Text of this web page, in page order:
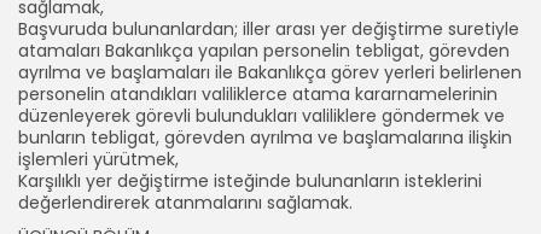
sağlamak,
Başvuruda bulunanlardan; iller arası yer değiştirme suretiyle
atamaları Bakanlıkça yapılan personelin tebligat, görevden
ayrılma ve başlamaları ile Bakanlıkça görev yerleri belirlenen
personelin atandıkları valiliklerce atama kararnamelerinin
düzenleyerek görevli bulundukları valiliklere göndermek ve
bunların tebligat, görevden ayrılma ve başlamalarına ilişkin
işlemleri yürütmek,
Karşılıklı yer değiştirme isteğinde bulunanların isteklerini
değerlendirerek atanmalarını sağlamak.